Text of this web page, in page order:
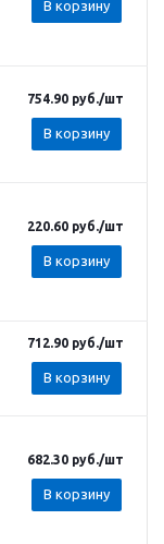
В корзину
754.90руб./шт
В корзину
220.60руб./шт
В корзину
712.90руб./шт
В корзину
682.30руб./шт
В корзину